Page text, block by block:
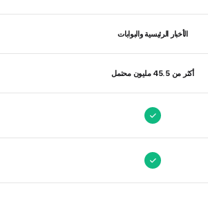
الأخبار الرئيسية والبوابات
أكثر من 45.5 مليون محتمل